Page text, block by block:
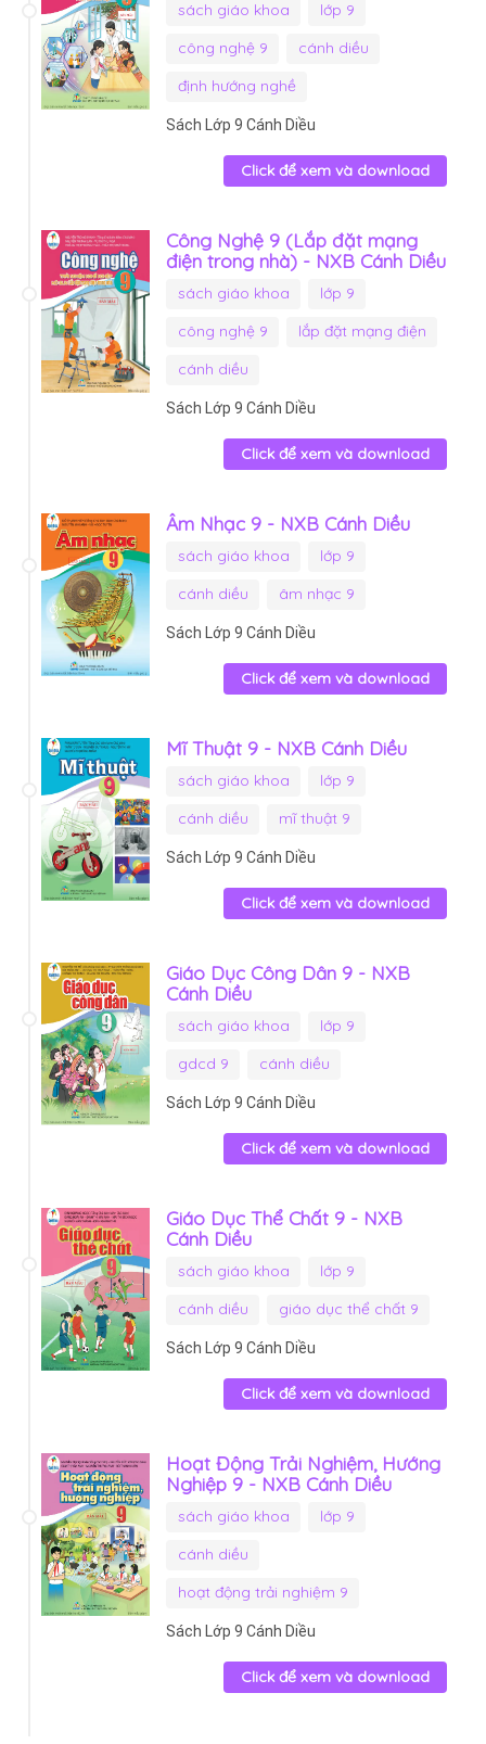
sách giáo khoa
lớp 9
công nghệ 9
cánh diều
định hướng nghề
Sách Lớp 9 Cánh Diều
Click để xem và download
Công Nghệ 9 (Lắp đặt mạng
điện trong nhà) - NXB Cánh Diều
sách giáo khoa
lớp 9
công nghệ 9
lắp đặt mạng điện
cánh diều
Sách Lớp 9 Cánh Diều
Click để xem và download
Âm Nhạc 9 - NXB Cánh Diều
sách giáo khoa
lớp 9
cánh diều
âm nhạc 9
Sách Lớp 9 Cánh Diều
Click để xem và download
Mĩ Thuật 9 - NXB Cánh Diều
sách giáo khoa
lớp 9
cánh diều
mĩ thuật 9
Sách Lớp 9 Cánh Diều
Click để xem và download
Giáo Dục Công Dân 9 - NXB
Cánh Diều
sách giáo khoa
lớp 9
gdcd 9
cánh diều
Sách Lớp 9 Cánh Diều
Click để xem và download
Giáo Dục Thể Chất 9 - NXB
Cánh Diều
sách giáo khoa
lớp 9
cánh diều
giáo dục thể chất 9
Sách Lớp 9 Cánh Diều
Click để xem và download
Hoạt Động Trải Nghiệm, Hướng
Nghiệp 9 - NXB Cánh Diều
sách giáo khoa
lớp 9
cánh diều
hoạt động trải nghiệm 9
Sách Lớp 9 Cánh Diều
Click để xem và download